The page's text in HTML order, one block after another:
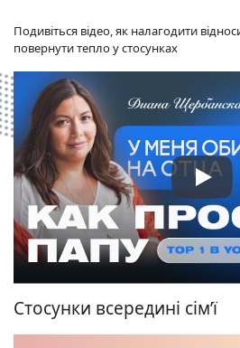
Подивіться відео, як налагодити
повернути тепло у стосунках
Стосунки всередині сім’ї